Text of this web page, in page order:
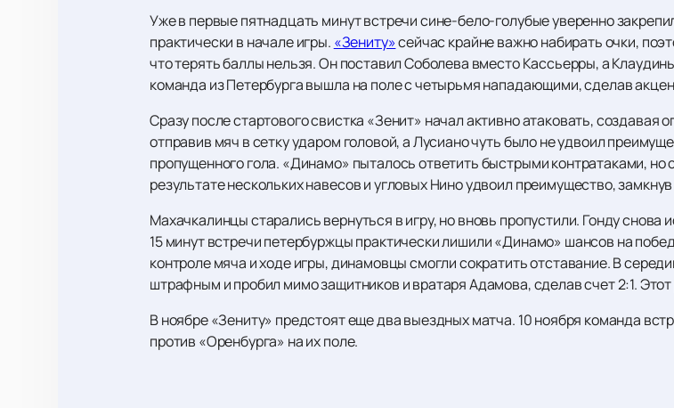
Уже в первые пятнадцать минут встречи сине-бело-голубые уверенно
практически в начале игры. «Зениту»сейчас крайне важно набирать очки,
что терять баллы нельзя. Он поставил Соболева вместо Кассьерры, а
команда из Петербурга вышла на поле с четырьмя нападающими, сделав
Сразу после стартового свистка «Зенит» начал активно атаковать, создавая
отправив мяч в сетку ударом головой, а Лусиано чуть было не удвоил
пропущенного гола. «Динамо» пыталось ответить быстрыми контратаками, но
результате нескольких навесов и угловых Нино удвоил преимущество,
Махачкалинцы старались вернуться в игру, но вновь пропустили. Гонду
15 минут встречи петербуржцы практически лишили «Динамо» шансов на
контроле мяча и ходе игры, динамовцы смогли сократить отставание. В
штрафным и пробил мимо защитников и вратаря Адамова, сделав счет 2:1.
В ноябре «Зениту» предстоят еще два выездных матча. 10 ноября команда
против «Оренбурга» на их поле.